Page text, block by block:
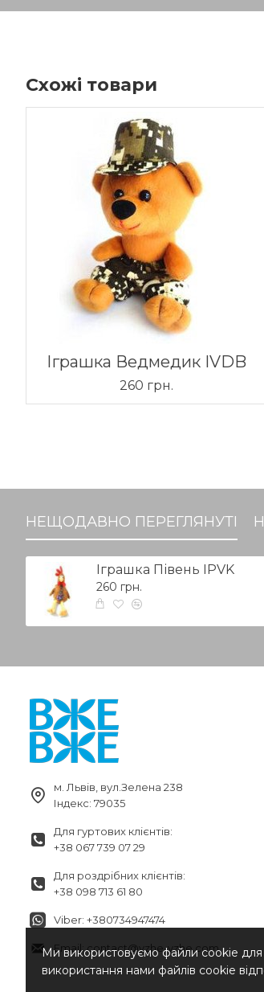
Схожі товари
Іграшка Ведмедик IVDB
260 грн.
НЕЩОДАВНО ПЕРЕГЛЯНУТІ
Іграшка Півень IPVK
260 грн.
м. Львів, вул.Зелена 238
Індекс: 79035
Для гуртових клієнтів:
+38 067 739 07 29
Для роздрібних клієнтів:
+38 098 713 61 80
Viber: +380734947474
Email: contact@vzhe-vzhe.com
Ми використовуємо файли cookie для
використання нами файлів cookie